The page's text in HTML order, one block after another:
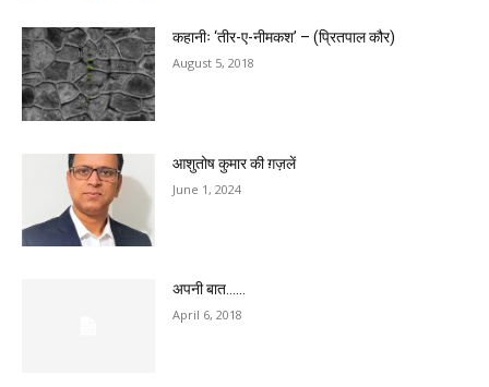
कहानीः ‘तीर-ए-नीमकश’ – (प्रितपाल कौर)
August 5, 2018
आशुतोष कुमार की ग़ज़लें
June 1, 2024
अपनी बात……
April 6, 2018